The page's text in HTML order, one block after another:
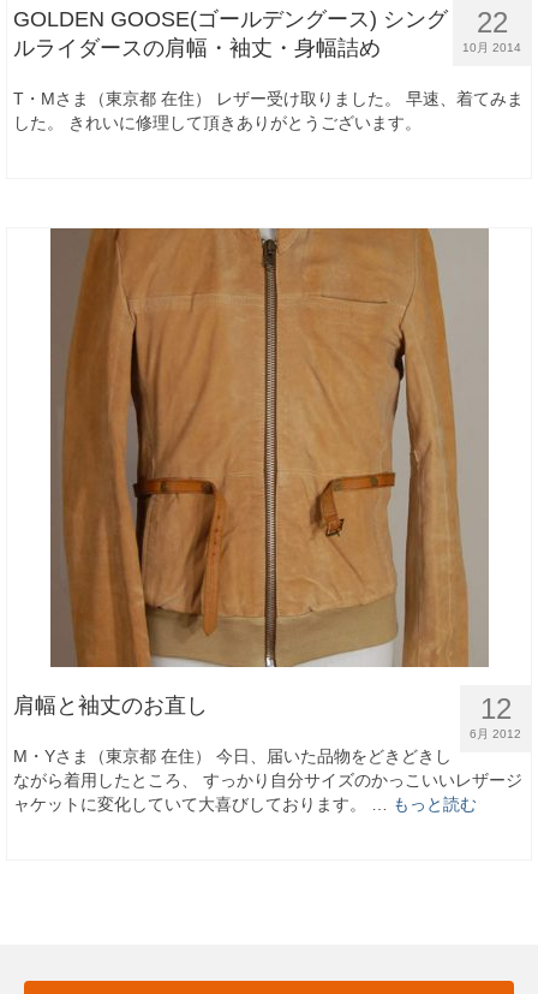
22
10月 2014
GOLDEN GOOSE(ゴールデングース) シング
ルライダースの肩幅・袖丈・身幅詰め
T・Mさま（東京都 在住） レザー受け取りました。 早速、着てみま
した。 きれいに修理して頂きありがとうございます。
12
6月 2012
肩幅と袖丈のお直し
M・Yさま（東京都 在住） 今日、届いた品物をどきどきし
ながら着用したところ、 すっかり自分サイズのかっこいいレザージ
ャケットに変化していて大喜びしております。 …
もっと読む